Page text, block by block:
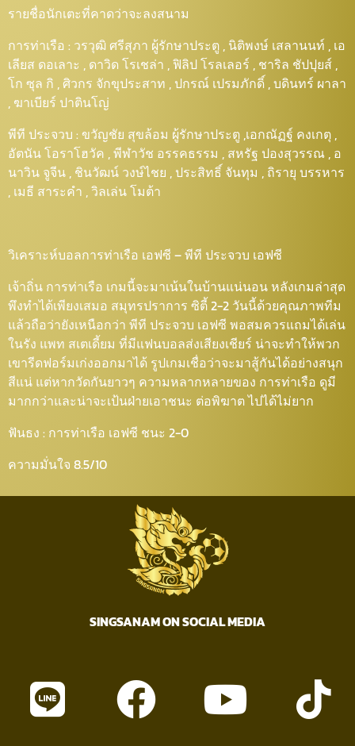
รายชื่อนักเตะที่คาดว่าจะลงสนาม
การท่าเรือ : วรวุฒิ ศรีสุภา ผู้รักษาประตู , นิติพงษ์ เสลานนท์ , เอ
เลียส ดอเลาะ , ดาวิด โรเชล่า , ฟิลิป โรลเลอร์ , ชาริล ชัปปุยส์ ,
โก ซุล กิ , ศิวกร จักขุประสาท , ปกรณ์ เปรมภักดิ์ , บดินทร์ ผาลา
, ฆาเบียร์ ปาตินโญ่
พีที ประจวบ : ขวัญชัย สุขล้อม ผู้รักษาประตู ,เอกณัฏฐ์ คงเกตุ ,
อัตนัน โอราโฮวัค , พีฬาวัช อรรคธรรม , สหรัฐ ปองสุวรรณ , อ
นาวิน จูจีน , ชินวัฒน์ วงษ์ไชย , ประสิทธิ์ จันทุม , ถิรายุ บรรหาร
, เมธี สาระคำ , วิลเล่น โมต้า
วิเคราะห์บอลการท่าเรือ เอฟซี – พีที ประจวบ เอฟซี
เจ้าถิ่น การท่าเรือ เกมนี้จะมาเน้นในบ้านแน่นอน หลังเกมล่าสุด
พึงทำได้เพียงเสมอ สมุทรปราการ ซิตี้ 2-2 วันนี้ด้วยคุณภาพทีม
แล้วถือว่ายังเหนือกว่า พีที ประจวบ เอฟซี พอสมควรแถมได้เล่น
ในรัง แพท สเตเดี้ยม ที่มีแฟนบอลส่งเสียงเชียร์ น่าจะทำให้พวก
เขารีดฟอร์มเก่งออกมาได้ รูปเกมเชื่อว่าจะมาสู้กันได้อย่างสนุก
สีแน่ แต่หากวัดกันยาวๆ ความหลากหลายของ การท่าเรือ ดูมี
มากกว่าและน่าจะเป้นฝ่ายเอาชนะ ต่อพิฆาต ไปได้ไม่ยาก
ฟันธง : การท่าเรือ เอฟซี ชนะ 2-0
ความมั่นใจ 8.5/10
SINGSANAM ON SOCIAL MEDIA